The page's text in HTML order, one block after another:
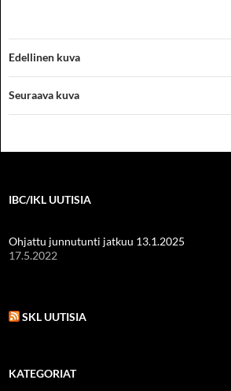
Edellinen kuva
Seuraava kuva
IBC/IKL UUTISIA
Ohjattu junnutunti jatkuu 13.1.2025
17.5.2022
SKL UUTISIA
KATEGORIAT